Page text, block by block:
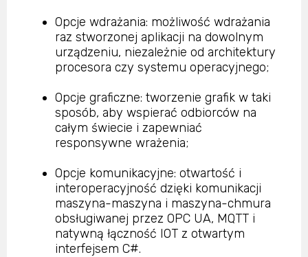
Opcje wdrażania: możliwość wdrażania
raz stworzonej aplikacji na dowolnym
urządzeniu, niezależnie od architektury
procesora czy systemu operacyjnego;
Opcje graficzne: tworzenie grafik w taki
sposób, aby wspierać odbiorców na
całym świecie i zapewniać
responsywne wrażenia;
Opcje komunikacyjne: otwartość i
interoperacyjność dzięki komunikacji
maszyna-maszyna i maszyna-chmura
obsługiwanej przez OPC UA, MQTT i
natywną łączność IOT z otwartym
interfejsem C#.